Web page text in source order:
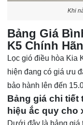
Khi
Bảng Giá
K5 Chính
Lọc gió điều hòa Kia
hiện đang có giá ưu
bảo hành lên đến
Bảng giá chi
hiệu ắc quy cho